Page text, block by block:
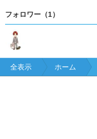
フォロワー（1）
全表示 ホーム